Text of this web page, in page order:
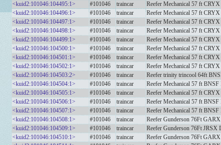
<kuid2:101046:104495:1>
#101046 traincar
Reefer Mechanical 57 ft
<kuid2:101046:104496:1>
#101046 traincar
Reefer Mechanical 57 ft
<kuid2:101046:104497:1>
#101046 traincar
Reefer Mechanical 57 ft
<kuid2:101046:104498:1>
#101046 traincar
Reefer Mechanical 57 ft
<kuid2:101046:104499:1>
#101046 traincar
Reefer Mechanical 57 ft
<kuid2:101046:104500:1>
#101046 traincar
Reefer Mechanical 57 ft
<kuid2:101046:104501:1>
#101046 traincar
Reefer Mechanical 57 ft
<kuid2:101046:104502:1>
#101046 traincar
Reefer Mechanical 57 ft
<kuid2:101046:104503:2>
#101046 traincar
Reefer trinity trincool 64ft
<kuid2:101046:104504:1>
#101046 traincar
Reefer Mechanical 57 ft BNSF
<kuid2:101046:104505:1>
#101046 traincar
Reefer Mechanical 57 ft
<kuid2:101046:104506:1>
#101046 traincar
Reefer Mechanical 57 ft
<kuid2:101046:104507:1>
#101046 traincar
Reefer Mechanical 57 ft BNSF
<kuid2:101046:104508:1>
#101046 traincar
Reefer Gunderson 76Ft
<kuid2:101046:104509:1>
#101046 traincar
Reefer Gunderson 76Ft JRSX
<kuid2:101046:104510:1>
#101046 traincar
Reefer Gunderson 76Ft